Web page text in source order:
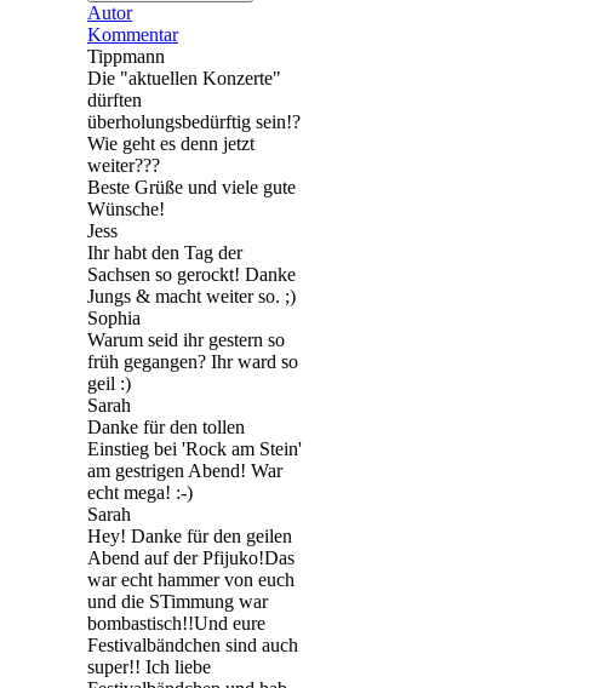
Autor
Kommentar
Tippmann
Die "aktuellen Konzerte"
dürften
überholungsbedürftig sein!?
Wie geht es denn jetzt
weiter???
Beste Grüße und viele gute
Wünsche!
Jess
Ihr habt den Tag der
Sachsen so gerockt! Danke
Jungs & macht weiter so. ;)
Sophia
Warum seid ihr gestern so
früh gegangen? Ihr ward so
geil :)
Sarah
Danke für den tollen
Einstieg bei 'Rock am Stein'
am gestrigen Abend! War
echt mega! :-)
Sarah
Hey! Danke für den geilen
Abend auf der Pfijuko!Das
war echt hammer von euch
und die STimmung war
bombastisch!!Und eure
Festivalbändchen sind auch
super!! Ich liebe